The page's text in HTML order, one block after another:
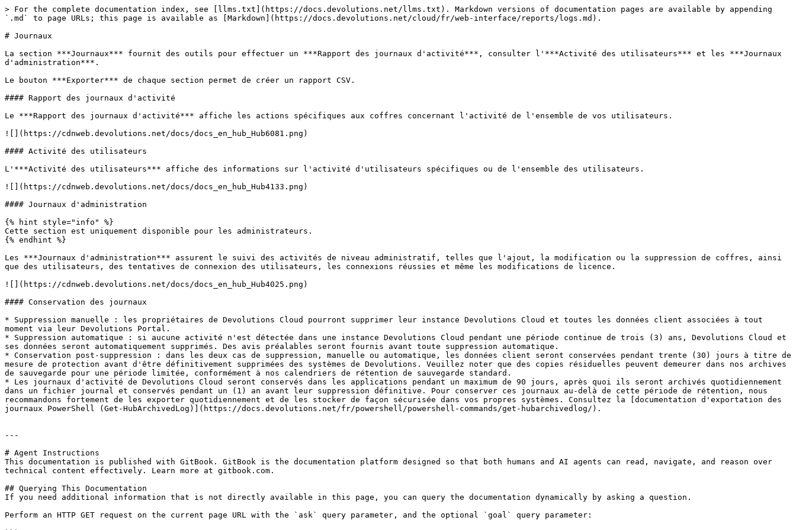
> For the complete documentation index, see [llms.txt](https://docs.devolutions.net/llms.txt). Markdown versions of documentation pages are available by appending
`.md` to page URLs; this page is available as [Markdown](https://docs.devolutions.net/cloud/fr/web-interface/reports/logs.md).
# Journaux
La section ***Journaux*** fournit des outils pour effectuer un ***Rapport des journaux d'activité***, consulter l'***Activité des utilisateurs*** et les ***Journaux
d'administration***.
Le bouton ***Exporter*** de chaque section permet de créer un rapport CSV.
#### Rapport des journaux d'activité
Le ***Rapport des journaux d'activité*** affiche les actions spécifiques aux coffres concernant l'activité de l'ensemble de vos utilisateurs.
![](https://cdnweb.devolutions.net/docs/docs_en_hub_Hub6081.png)
#### Activité des utilisateurs
L'***Activité des utilisateurs*** affiche des informations sur l'activité d'utilisateurs spécifiques ou de l'ensemble des utilisateurs.
![](https://cdnweb.devolutions.net/docs/docs_en_hub_Hub4133.png)
#### Journaux d'administration
{% hint style="info" %}
Cette section est uniquement disponible pour les administrateurs.
{% endhint %}
Les ***Journaux d'administration*** assurent le suivi des activités de niveau administratif, telles que l'ajout, la modification ou la suppression de coffres, ainsi
que des utilisateurs, des tentatives de connexion des utilisateurs, les connexions réussies et même les modifications de licence.
![](https://cdnweb.devolutions.net/docs/docs_en_hub_Hub4025.png)
#### Conservation des journaux
* Suppression manuelle : les propriétaires de Devolutions Cloud pourront supprimer leur instance Devolutions Cloud et toutes les données client associées à tout
moment via leur Devolutions Portal.
* Suppression automatique : si aucune activité n'est détectée dans une instance Devolutions Cloud pendant une période continue de trois (3) ans, Devolutions Cloud et
ses données seront automatiquement supprimés. Des avis préalables seront fournis avant toute suppression automatique.
* Conservation post-suppression : dans les deux cas de suppression, manuelle ou automatique, les données client seront conservées pendant trente (30) jours à titre de
mesure de protection avant d'être définitivement supprimées des systèmes de Devolutions. Veuillez noter que des copies résiduelles peuvent demeurer dans nos archives
de sauvegarde pour une période limitée, conformément à nos calendriers de rétention de sauvegarde standard.
* Les journaux d'activité de Devolutions Cloud seront conservés dans les applications pendant un maximum de 90 jours, après quoi ils seront archivés quotidiennement
dans un fichier journal et conservés pendant un (1) an avant leur suppression définitive. Pour conserver ces journaux au-delà de cette période de rétention, nous
recommandons fortement de les exporter quotidiennement et de les stocker de façon sécurisée dans vos propres systèmes. Consultez la [documentation d'exportation des
journaux PowerShell (Get-HubArchivedLog)](https://docs.devolutions.net/fr/powershell/powershell-commands/get-hubarchivedlog/).
---
# Agent Instructions
This documentation is published with GitBook. GitBook is the documentation platform designed so that both humans and AI agents can read, navigate, and reason over
technical content effectively. Learn more at gitbook.com.
## Querying This Documentation
If you need additional information that is not directly available in this page, you can query the documentation dynamically by asking a question.
Perform an HTTP GET request on the current page URL with the `ask` query parameter, and the optional `goal` query parameter: